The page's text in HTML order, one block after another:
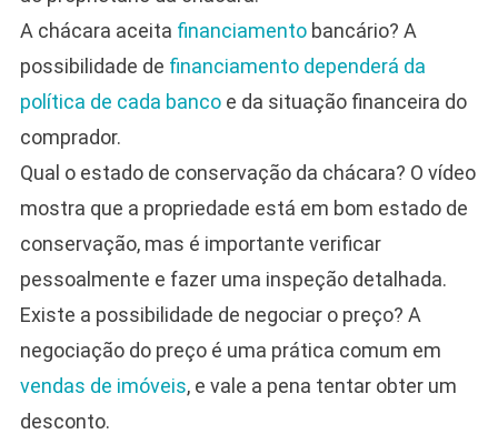
A chácara aceita financiamentobancário? A
possibilidade de financiamento dependerá da
política de cada bancoe da situação financeira do
comprador.
Qual o estado de conservação da chácara? O vídeo
mostra que a propriedade está em bom estado de
conservação, mas é importante verificar
pessoalmente e fazer uma inspeção detalhada.
Existe a possibilidade de negociar o preço? A
negociação do preço é uma prática comum em
vendas de imóveis, e vale a pena tentar obter um
desconto.